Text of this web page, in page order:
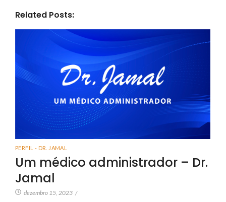
Related Posts:
PERFIL - DR. JAMAL
Um médico administrador – Dr.
Jamal
dezembro 15, 2023 /